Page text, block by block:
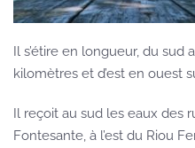
Il s’étire en longueur, du sud
kilomètres et d’est en ouest
Il reçoit au sud les eaux des
Fontesante, à l’est du Riou